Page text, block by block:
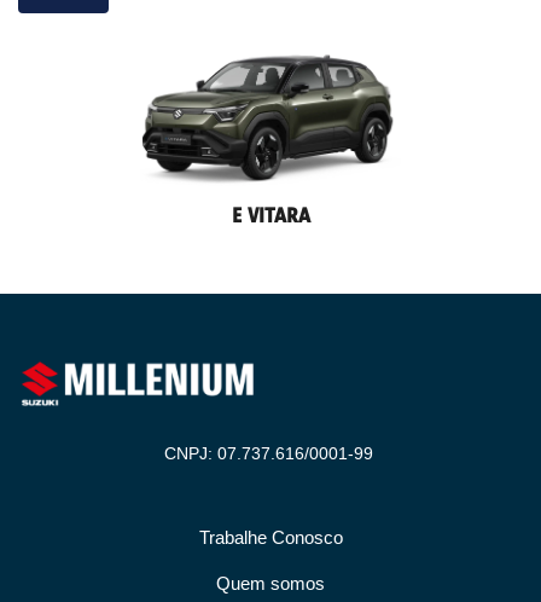
E VITARA
CNPJ: 07.737.616/0001-99
Trabalhe Conosco
Quem somos